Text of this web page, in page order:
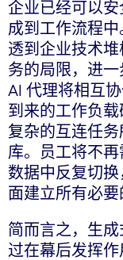
企业已经可以
成到工作流程
透到企业技术
务的局限，进
AI 代理将相互
到来的工作负
复杂的互连任
库。员工将不
数据中反复切
面建立所有必要
简而言之，生
过在幕后发挥